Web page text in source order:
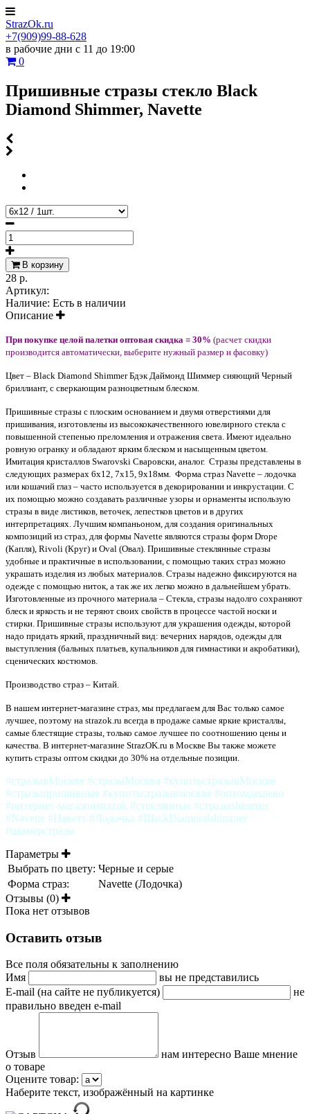
StrazOk.ru
+7(909)99-88-628
в рабочие дни с 11 до 19:00
0
Пришивные стразы стекло Black
Diamond Shimmer, Navette
В корзину
28 р.
Артикул:
Наличие: Есть в наличии
Описание
При покупке целой палетки оптовая скидка = 30% (расчет скидки
производится автоматически, выберите нужный размер и фасовку)
Цвет – Black Diamond Shimmer Бдэк Даймонд Шиммер сияющий Черный
бриллиант, с сверкающим разноцветным блеском.
Пришивные стразы с плоским основанием и двумя отверстиями для
пришивания, изготовлены из высококачественного ювелирного стекла с
повышенной степенью преломления и отражения света. Имеют идеально
ровную огранку и обладают ярким блеском и насыщенным цветом.
Имитация кристаллов Swarovski Сваровски, аналог. Стразы представлены в
следующих размерах 6х12, 7х15, 9х18мм. Форма страз Navette – лодочка
или кошачий глаз – часто используется в декорировании и инкрустации. С
их помощью можно создавать различные узоры и орнаменты использую
стразы в виде листиков, веточек, лепестков цветов и в других
интерпретациях. Лучшим компаньоном, для создания оригинальных
композиций из страз, для формы Navette являются стразы форм Drope
(Капля), Rivoli (Круг) и Oval (Овал). Пришивные стеклянные стразы
удобные и практичные в использовании, с помощью таких страз можно
украшать изделия из любых материалов. Стразы надежно фиксируются на
одежде с помощью ниток, а так же их легко можно в дальнейшем убрать.
Изготовленные из прочного материала – Стекла, стразы надолго сохраняют
блеск и яркость и не теряют своих свойств в процессе частой носки и
стирки. Пришивные стразы используют для украшения одежды, которой
надо придать яркий, праздничный вид: вечерних нарядов, одежды для
выступления (бальных платьев, купальников для гимнастики и акробатики),
сценических костюмов.
Производство страз – Китай.
В нашем интернет-магазине страз, мы предлагаем для Вас только самое
лучшее, поэтому на strazok.ru всегда в продаже самые яркие кристаллы,
самые блестящие стразы, только самое лучшее по соотношению цены и
качества. В интернет-магазине StrazOK.ru в Москве Вы также можете
купить стразы оптом скидки до 30% на отдельные позиции.
#стразывМоскве #стразыМосква #купитьстразывМоскве
#стразыпришивные #купитьстразывмоскве #оптомдешево
#интернет-магазинstrazok #стеклянные #стразыshimmer
#Navette #Наветт #Лодочка #BlackDiamondshimmer
#шимерстразы
Параметры
Выбрать по цвету: Черные и серые
Форма страз:
Navette (Лодочка)
Отзывы (0)
Пока нет отзывов
Оставить отзыв
Все поля обязательны к заполнению
Имя
вы не представились
E-mail (на сайте не публикуется)
не
правильно введен e-mail
Отзыв
нам интересно Ваше мнение
о товаре
Оцените товар:
Наберите текст, изображённый на картинке